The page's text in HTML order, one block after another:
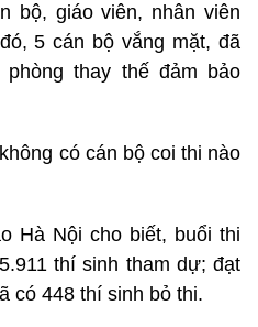
bộ, giáo viên, nhân viên
5 cán bộ vắng mặt, đã
thay thế đảm bảo
có cán bộ coi thi nào
Hà Nội cho biết, buổi thi
thí sinh tham dự; đạt
có 448 thí sinh bỏ thi.